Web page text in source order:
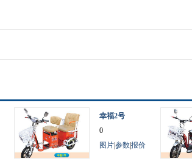
幸福2号
0
图片参数报价